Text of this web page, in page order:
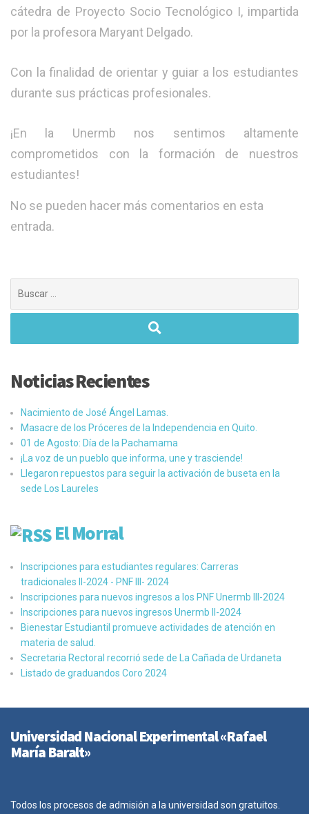
cátedra de Proyecto Socio Tecnológico I, impartida
por la profesora Maryant Delgado.
Con la finalidad de orientar y guiar a los estudiantes
durante sus prácticas profesionales.
¡En la Unermb nos sentimos altamente
comprometidos con la formación de nuestros
estudiantes!
No se pueden hacer más comentarios en esta
entrada.
Noticias Recientes
Nacimiento de José Ángel Lamas.
Masacre de los Próceres de la Independencia en Quito.
01 de Agosto: Día de la Pachamama
¡La voz de un pueblo que informa, une y trasciende!
Llegaron repuestos para seguir la activación de buseta en la
sede Los Laureles
El Morral
Inscripciones para estudiantes regulares: Carreras
tradicionales II-2024 - PNF III- 2024
Inscripciones para nuevos ingresos a los PNF Unermb III-2024
Inscripciones para nuevos ingresos Unermb II-2024
Bienestar Estudiantil promueve actividades de atención en
materia de salud.
Secretaria Rectoral recorrió sede de La Cañada de Urdaneta
Listado de graduandos Coro 2024
Universidad Nacional Experimental «Rafael
María Baralt»
Todos los procesos de admisión a la universidad son gratuitos.